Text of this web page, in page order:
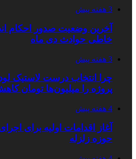
3 هفته پیش
آخرین وضعیت صدور احکام
خاطی حوادث دی ماه
3 هفته پیش
چرا انتخاب درست لاستیک
پروژه را میلیون‌ها تومان
4 هفته پیش
آغاز اقدامات اولیه برای
حوزه زلزله